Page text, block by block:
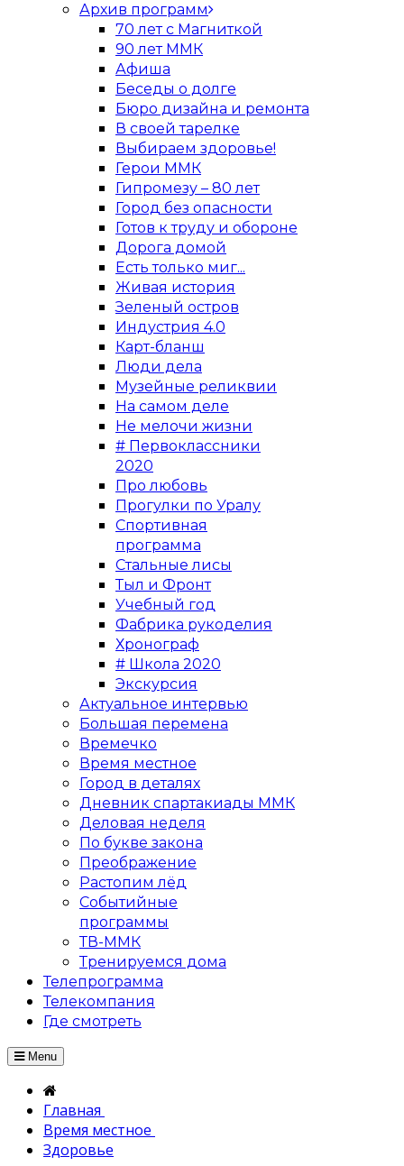
Архив программ
70 лет с Магниткой
90 лет ММК
Афиша
Беседы о долге
Бюро дизайна и ремонта
В своей тарелке
Выбираем здоровье!
Герои ММК
Гипромезу – 80 лет
Город без опасности
Готов к труду и обороне
Дорога домой
Есть только миг...
Живая история
Зеленый остров
Индустрия 4.0
Карт-бланш
Люди дела
Музейные реликвии
На самом деле
Не мелочи жизни
# Первоклассники
2020
Про любовь
Прогулки по Уралу
Спортивная
программа
Стальные лисы
Тыл и Фронт
Учебный год
Фабрика рукоделия
Хронограф
# Школа 2020
Экскурсия
Актуальное интервью
Большая перемена
Времечко
Время местное
Город в деталях
Дневник спартакиады ММК
Деловая неделя
По букве закона
Преображение
Растопим лёд
Событийные
программы
ТВ-ММК
Тренируемся дома
Телепрограмма
Телекомпания
Где смотреть
Menu
Главная
Время местное
Здоровье